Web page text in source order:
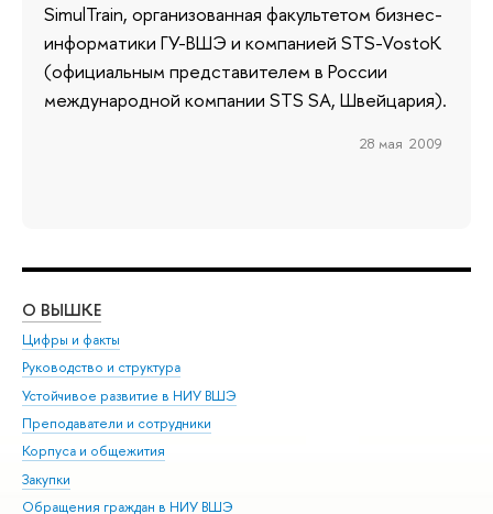
SimulTrain, организованная факультетом бизнес-
информатики ГУ-ВШЭ и компанией STS-VostoK
(официальным представителем в России
международной компании STS SA, Швейцария).
28 мая 2009
О ВЫШКЕ
Цифры и факты
Руководство и структура
Устойчивое развитие в НИУ ВШЭ
Преподаватели и сотрудники
Корпуса и общежития
Закупки
Обращения граждан в НИУ ВШЭ